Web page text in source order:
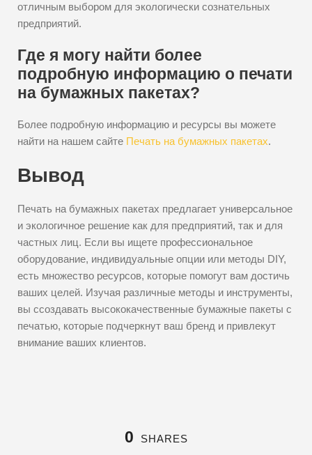
отличным выбором для экологически сознательных
предприятий.
Где я могу найти более
подробную информацию о печати
на бумажных пакетах?
Более подробную информацию и ресурсы вы можете
найти на нашем сайте Печать на бумажных пакетах.
Вывод
Печать на бумажных пакетах предлагает универсальное
и экологичное решение как для предприятий, так и для
частных лиц. Если вы ищете профессиональное
оборудование, индивидуальные опции или методы DIY,
есть множество ресурсов, которые помогут вам достичь
ваших целей. Изучая различные методы и инструменты,
вы cсоздавать высококачественные бумажные пакеты с
печатью, которые подчеркнут ваш бренд и привлекут
внимание ваших клиентов.
0 SHARES